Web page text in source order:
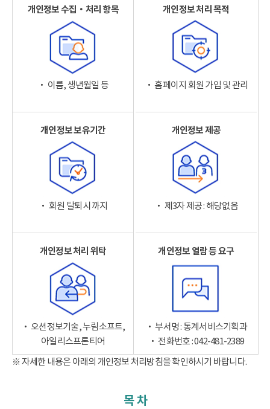
개인정보 수집‧처리 항목
‧ 이름, 생년월일 등
개인정보 처리 목적
‧ 홈페이지 회원 가입 및 관리
개인정보 보유기간
‧ 회원 탈퇴 시까지
개인정보 제공
‧ 제3자 제공 : 해당없음
개인정보 처리 위탁
‧ 오션정보기술, 누림소프트,
아일리스프론티어
개인정보 열람 등 요구
‧ 부서명 : 통계서비스기획과
‧ 전화번호 : 042-481-2389
※ 자세한 내용은 아래의 개인정보 처리방침을 확인하시기 바랍니다.
목 차